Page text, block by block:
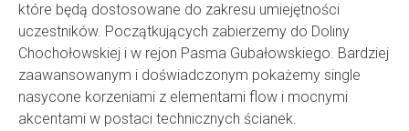
które będą dostosowane do zakresu umiejętności
uczestników. Początkujących zabierzemy do Doliny
Chochołowskiej i w rejon Pasma Gubałowskiego. Bardziej
zaawansowanym i doświadczonym pokażemy single
nasycone korzeniami z elementami flow i mocnymi
akcentami w postaci technicznych ścianek.